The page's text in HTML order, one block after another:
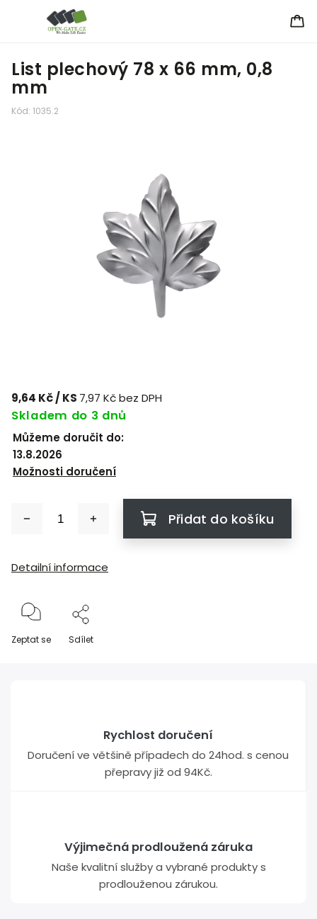
List plechový 78 x 66 mm, 0,8
mm
Kód: 1035.2
9,64 Kč/ KS 7,97 Kč bez DPH
Skladem do 3 dnů
Můžeme doručit do:
13.8.2026
Možnosti doručení
Přidat do košíku
Detailní informace
Zeptat se Sdílet
Rychlost doručení
Doručení ve většině případech do 24hod. s cenou
přepravy již od 94Kč.
Výjimečná prodloužená záruka
Naše kvalitní služby a vybrané produkty s
prodlouženou zárukou.